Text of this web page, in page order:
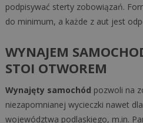
podpisywać sterty zobowiązań.
do minimum, a każde z aut jest
WYNAJEM
STOI OTWOREM
Wynajęty samochód pozwoli na
niezapomnianej wycieczki nawet
województwa podlaskiego, m.in.